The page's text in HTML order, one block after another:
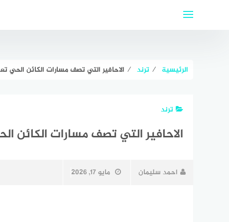
الرئيسية ⁄ ترند ⁄ الاحافير التي تصف مسارات الكائن الحي
ترند
الاحافير التي تصف مسارات الكائن
احمد سليمان مايو 17, 2026